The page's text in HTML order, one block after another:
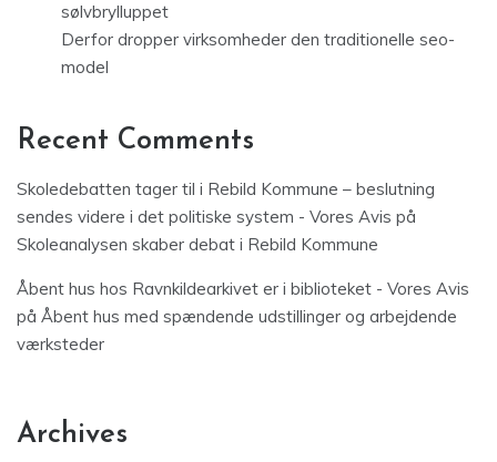
sølvbrylluppet
Derfor dropper virksomheder den traditionelle seo-
model
Recent Comments
Skoledebatten tager til i Rebild Kommune – beslutning
sendes videre i det politiske system - Vores Avis på
Skoleanalysen skaber debat i Rebild Kommune
Åbent hus hos Ravnkildearkivet er i biblioteket - Vores Avis
på Åbent hus med spændende udstillinger og arbejdende
værksteder
Archives